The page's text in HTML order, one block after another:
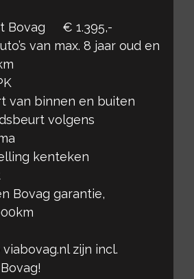
Bovag € 1.395,-
van max. 8 jaar oud en
binnen en buiten
volgens
kenteken
Bovag garantie,
zijn incl.